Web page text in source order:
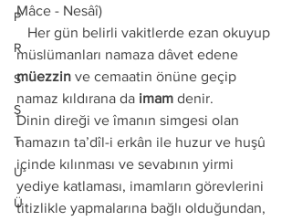
P
R
S
Ş
T
U
Ü
Mâce - Nesâî)
müslümanları namaza dâvet edene
müezzin ve cemaatin önüne geçip
namaz kıldırana da imam denir.
Dinin direği ve îmanın simgesi olan
namazın ta’dîl-i erkân ile huzur ve huşû
içinde kılınması ve sevabının yirmi
yediye katlaması, imamların görevlerini
titizlikle yapmalarına bağlı olduğundan,